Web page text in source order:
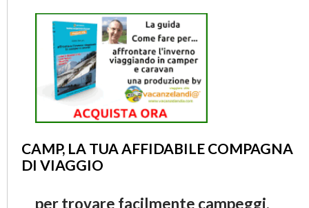
CAMP, LA TUA AFFIDABILE COMPAGNA
DI VIAGGIO
per trovare facilmente campeggi,